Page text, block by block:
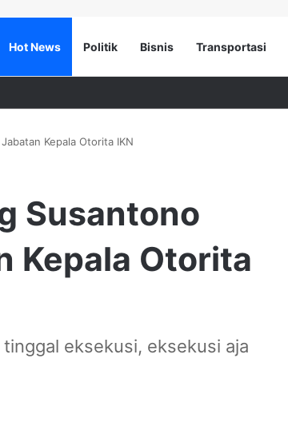
Hot News Politik Bisnis Transportasi
Kepala Otorita IKN
Susantono
Kepala Otorita
eksekusi, eksekusi aja